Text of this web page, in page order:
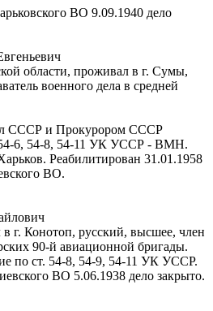
ВО 9.09.1940 дело
области, проживал в г. Сумы,
военного дела в средней
СССР и Прокурором СССР
54-6, 54-8, 54-11 УК УССР - ВМН.
Реабилитирован 31.01.1958
ВО.
г. Конотоп, русский, высшее, член
90-й авиационной бригады.
по ст. 54-8, 54-9, 54-11 УК УССР.
ВО 5.06.1938 дело закрыто.